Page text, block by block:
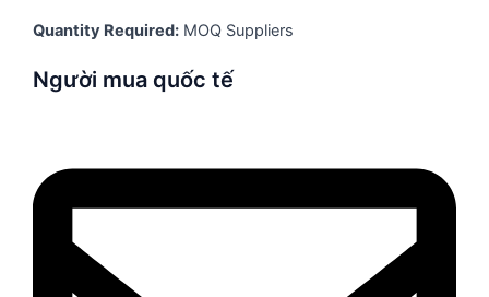
Quantity Required: MOQ Suppliers
Người mua quốc tế